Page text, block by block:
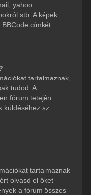
yahoo
stb. A képek
címkét.
tartalmaznak,
tudod. A
fórum tetején
küldéséhez az
tartalmaznak
olvasd el őket
a fórum összes